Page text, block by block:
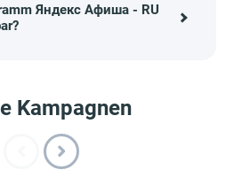
Яндекс Афиша - RU
Kampagnen